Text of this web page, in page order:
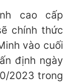
cao cấp
chính thức
vào cuối
định ngày
2023 trong